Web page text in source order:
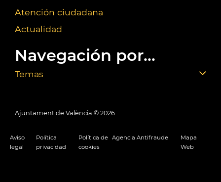
Atención ciudadana
Actualidad
Navegación por...
Temas
Ajuntament de València © 2026
Aviso
legal
Política
privacidad
Política de
cookies
Agencia Antifraude
Mapa
Web